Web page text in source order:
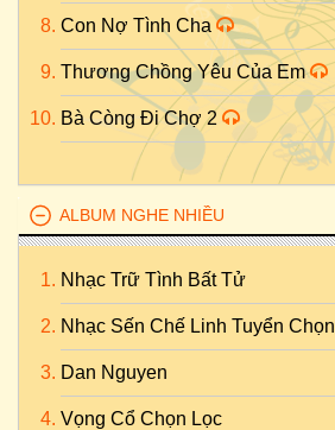
Con Nợ Tình Cha
Thương Chồng Yêu Của Em
Bà Còng Đi Chợ 2
ALBUM NGHE NHIỀU
Nhạc Trữ Tình Bất Tử
Nhạc Sến Chế Linh Tuyển Chọn
Dan Nguyen
Vọng Cổ Chọn Lọc